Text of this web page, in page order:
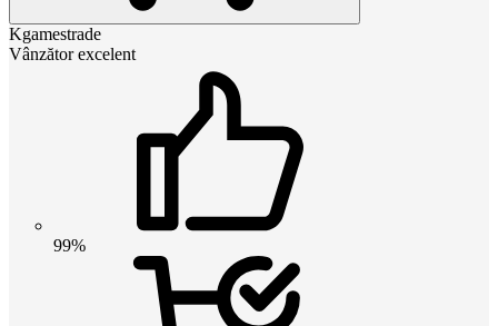
Kgamestrade
Vânzător excelent
99%